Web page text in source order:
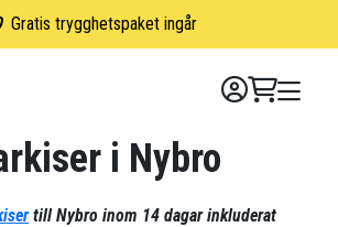
Gratis trygghetspaket ingår
i Nybro
till Nybro inom 14 dagar inkluderat